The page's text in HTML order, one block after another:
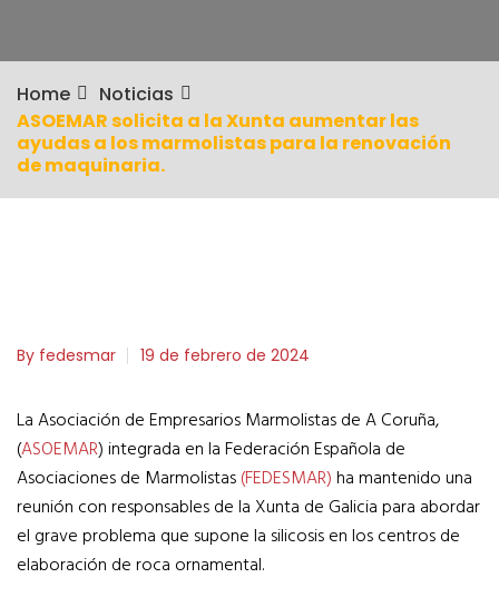
Home
Noticias
ASOEMAR solicita a la Xunta aumentar las
ayudas a los marmolistas para la renovación
de maquinaria.
By fedesmar 19 de febrero de 2024
La Asociación de Empresarios Marmolistas de A Coruña,
(ASOEMAR) integrada en la Federación Española de
Asociaciones de Marmolistas(FEDESMAR)ha mantenido una
reunión con responsables de la Xunta de Galicia para abordar
el grave problema que supone la silicosis en los centros de
elaboración de roca ornamental.